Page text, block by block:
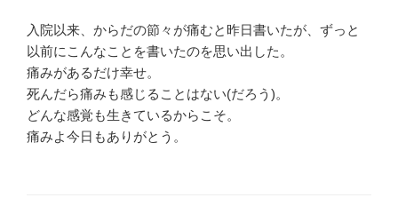
入院以来、からだの節々が痛むと昨日書いたが、ずっと
以前にこんなことを書いたのを思い出した。
痛みがあるだけ幸せ。
死んだら痛みも感じることはない(だろう)。
どんな感覚も生きているからこそ。
痛みよ今日もありがとう。